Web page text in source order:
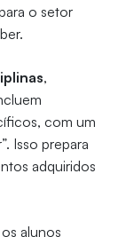
o setor
,
com um
Isso prepara
adquiridos
alunos